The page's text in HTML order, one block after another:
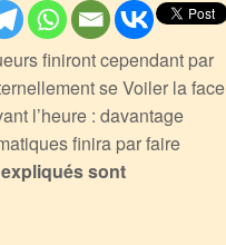
finiront cependant par
se Voiler la face
l’heure : davantage
finira par faire
sont